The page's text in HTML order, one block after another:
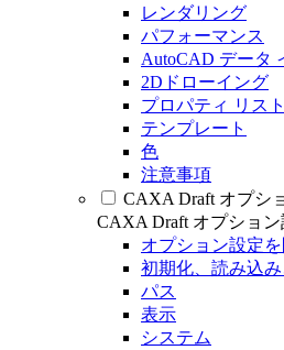
レンダリング
パフォーマンス
AutoCAD データ
2Dドローイング
プロパティ リスト
テンプレート
色
注意事項
CAXA Draft オプシ
CAXA Draft オプション
オプション設定を
初期化、読み込
パス
表示
システム